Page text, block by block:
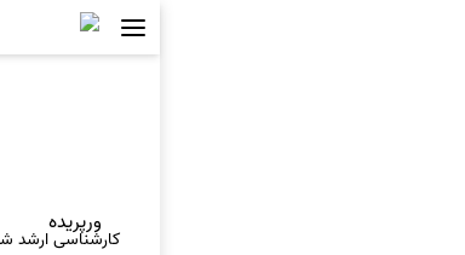
ورپریده
کارشناسی ارشد